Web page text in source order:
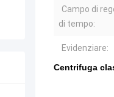
Campo di
di tempo:
Evidenziare:
Centrifuga